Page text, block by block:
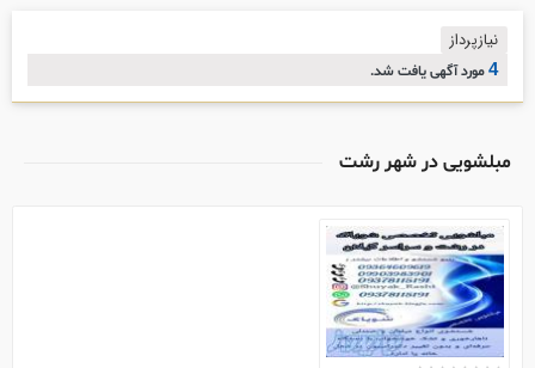
نیازپرداز
4مورد آگهی یافت شد.
مبلشویی در شهر رشت